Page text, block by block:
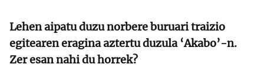
Lehen aipatu duzu norbere buruari traizio
egitearen eragina aztertu duzula ‘Akabo’-n.
Zer esan nahi du horrek?